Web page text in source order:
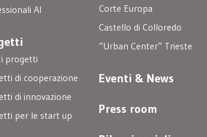
AI
progetti
di cooperazione
di innovazione
per le start up
Corte Europa
Castello di Colloredo
“Urban Center” Trieste
Eventi & News
Press room